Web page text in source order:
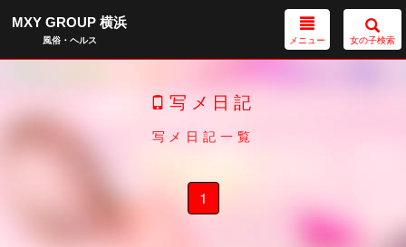
女の子検索
メニュー
MXY GROUP 横浜
風俗・ヘルス
写メ日記
写メ日記一覧
1